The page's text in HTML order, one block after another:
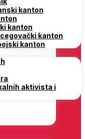
kanton
kanton
kanton
kanton
aktivista i